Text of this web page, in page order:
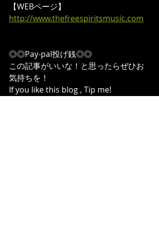
【WEBページ】
http://www.thefreespiritsmusic.com
◎◎Pay-pal投げ銭◎◎
この記事がいいな！と思ったらぜひお
気持ちを！
If you like this blog , Tip me!